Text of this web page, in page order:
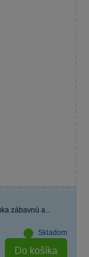
zábavnú a...
Skladom
Do košíka